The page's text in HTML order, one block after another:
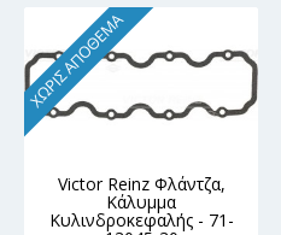
ΧΩΡΊΣ ΑΠΌΘΕΜΑ
Victor Reinz Φλάντζα,
Κάλυμμα
Κυλινδροκεφαλής - 71-